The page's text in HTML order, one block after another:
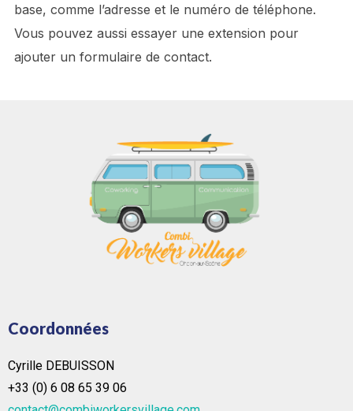
base, comme l’adresse et le numéro de téléphone.
Vous pouvez aussi essayer une extension pour
ajouter un formulaire de contact.
Coordonnées
Cyrille DEBUISSON
+33 (0) 6 08 65 39 06